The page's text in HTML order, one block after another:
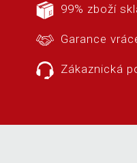
99% zboží
Garance
Zákaznická